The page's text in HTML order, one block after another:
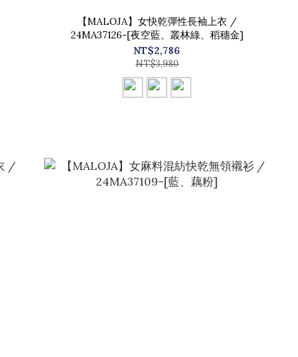
【MALOJA】女快乾彈性長袖上衣 /
24MA37126-[夜空藍、叢林綠、稻穗金]
NT$2,786
NT$3,980